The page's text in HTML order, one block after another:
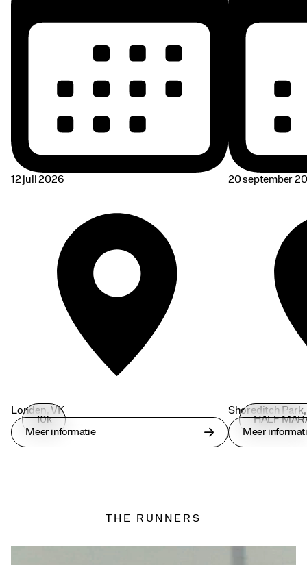
10k
12 juli 2026
Londen, VK
Meer informatie
HALF
20 september
Shoreditch
Meer
THE RUNNERS